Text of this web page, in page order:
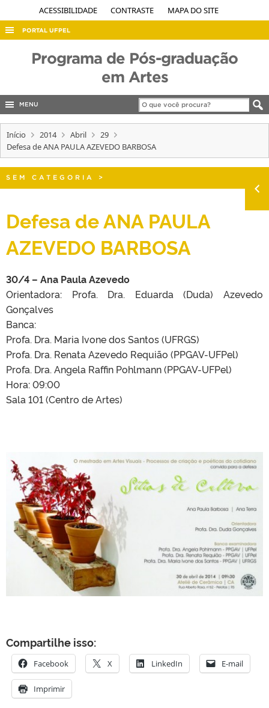
ACESSIBILIDADE CONTRASTE MAPA DO SITE
PORTAL UFPEL
EDITAIS
TELEFONES
Programa de Pós-graduação
em Artes
MENU
Início 2014 Abril
29
Defesa de ANA PAULA AZEVEDO BARBOSA
SEM CATEGORIA >
Defesa de ANA PAULA
AZEVEDO BARBOSA
30/4 – Ana Paula Azevedo
Orientadora: Profa. Dra. Eduarda (Duda) Azevedo
Gonçalves
Banca:
Profa. Dra. Maria Ivone dos Santos (UFRGS)
Profa. Dra. Renata Azevedo Requião (PPGAV-UFPel)
Profa. Dra. Angela Raffin Pohlmann (PPGAV-UFPel)
Hora: 09:00
Sala 101 (Centro de Artes)
Compartilhe isso:
Facebook X LinkedIn E-mail
Imprimir